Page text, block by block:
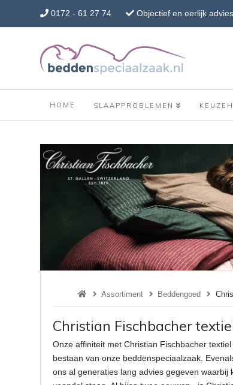
0172 - 61 27 74 Objectief en eerlijk
HOME SLAAPPROBLEMEN
Assortiment Beddengoed
Christian Fischbacher
Onze affiniteit met Christian Fischbacher
bestaan van onze beddenspeciaalzaak.
ons al generaties lang advies gegeven waarbij